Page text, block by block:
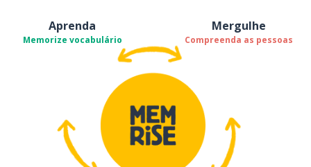
Aprenda
Memorize vocabulário
Mergulhe
Compreenda as pessoas